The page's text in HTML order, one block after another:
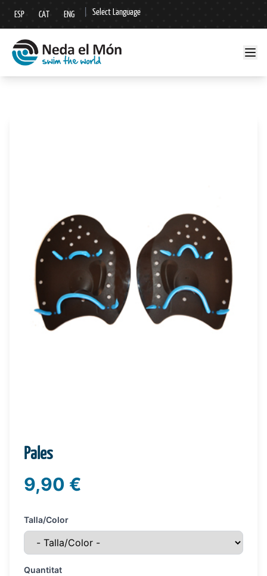
ESP CAT ENG Select Language
▼
Pales
9,90 €
Talla/Color
Quantitat